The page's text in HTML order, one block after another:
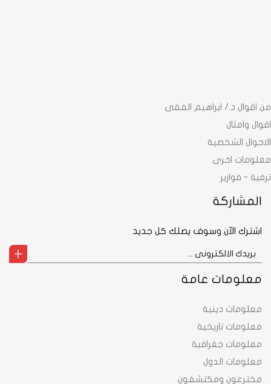
معلومات عامة
معلومات دينية
معلومات تاريخية
معلومات جغرافية
معلومات الدول
مخترعون ومكتشفون
من اقوال د./ ابراهيم الفقى
اقوال وامثال
الاحوال الشخصية
معلومات اخرى
ترفية - فوازير
المشاركة
اشترك الآن وسوف يصلك كل جديد